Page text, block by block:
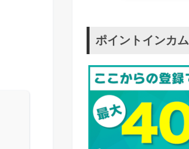
ポイントインカム